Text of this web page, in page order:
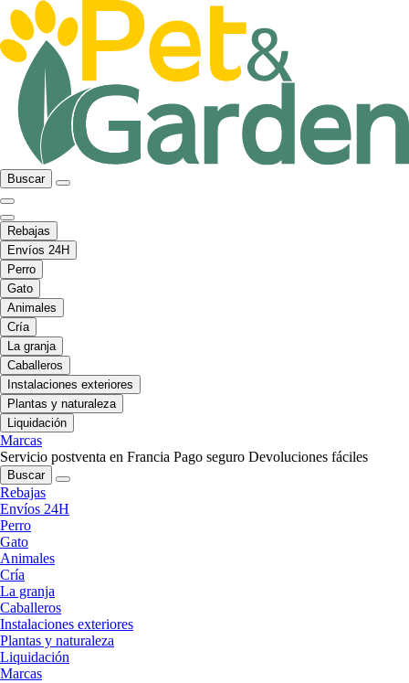
Buscar
Rebajas
Envíos 24H
Perro
Gato
Animales
Cría
La granja
Caballeros
Instalaciones exteriores
Plantas y naturaleza
Liquidación
Marcas
Servicio postventa en Francia Pago seguro Devoluciones fáciles
Buscar
Rebajas
Envíos 24H
Perro
Gato
Animales
Cría
La granja
Caballeros
Instalaciones exteriores
Plantas y naturaleza
Liquidación
Marcas